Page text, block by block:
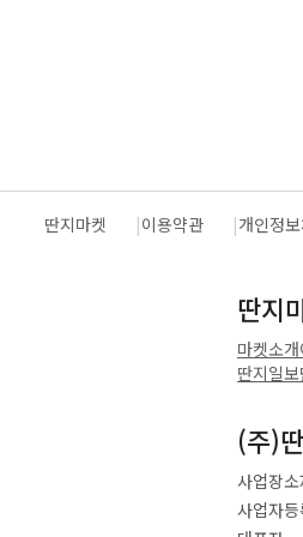
딴지마켓 이용약관 개인정
딴지
마켓소개
딴지일보
(주)
사업장소
사업자